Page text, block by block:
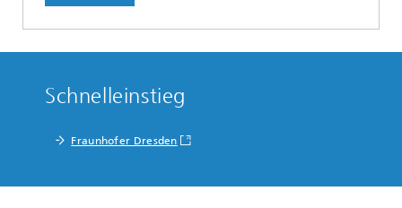
Schnelleinstieg
Fraunhofer Dresden